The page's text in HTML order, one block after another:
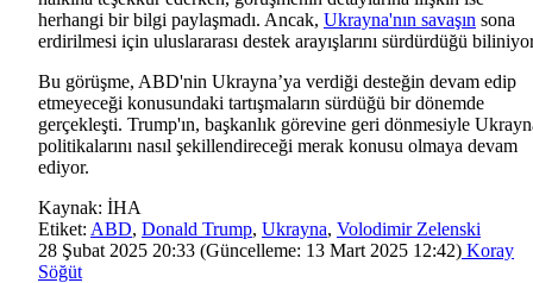
herhangi bir bilgi paylaşmadı. Ancak, Ukrayna'nın savaşın sona
erdirilmesi için uluslararası destek arayışlarını sürdürdüğü
Bu görüşme, ABD'nin Ukrayna’ya verdiği desteğin devam edip
etmeyeceği konusundaki tartışmaların sürdüğü bir dönemde
gerçekleşti. Trump'ın, başkanlık görevine geri dönmesiyle
politikalarını nasıl şekillendireceği merak konusu olmaya devam
ediyor.
Kaynak: İHA
Etiket: ABD, Donald Trump, Ukrayna, Volodimir Zelenski
28 Şubat 2025 20:33 (Güncelleme: 13 Mart 2025 12:42) Koray
Söğüt